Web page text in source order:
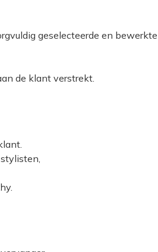
geselecteerde en bewerkte
de klant verstrekt.